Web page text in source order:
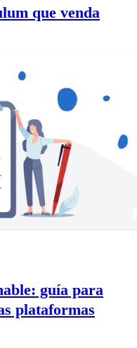
que venda
guía para
plataformas